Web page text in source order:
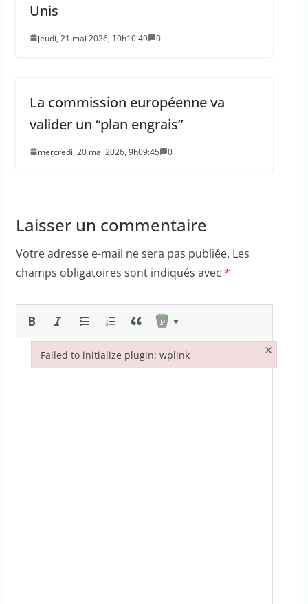
Unis
jeudi, 21 mai 2026, 10h10:49 0
La commission européenne va
valider un “plan engrais”
mercredi, 20 mai 2026, 9h09:45 0
Laisser un commentaire
Votre adresse e-mail ne sera pas publiée. Les
champs obligatoires sont indiqués avec *
Failed to initialize plugin: wplink ×
Failed to initialize plugin: wplink